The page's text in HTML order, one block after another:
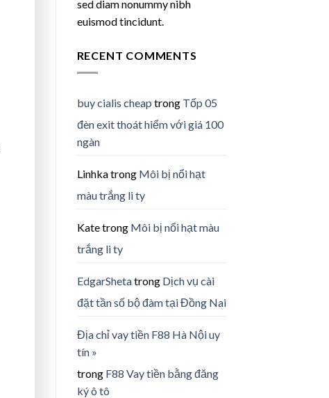
sed diam nonummy nibh
euismod tincidunt.
RECENT COMMENTS
buy cialis cheap trong Tốp 05
đèn exit thoát hiểm với giá 100
ngàn
Linhkatrong Môi bị nổi hạt
màu trắng li ty
Katetrong Môi bị nổi hạt màu
trắng li ty
EdgarShetatrong Dịch vụ cài
đặt tần số bộ đàm tại Đồng Nai
Địa chỉ vay tiền F88 Hà Nội uy
tín »
trong F88 Vay tiền bằng đăng
ký ô tô